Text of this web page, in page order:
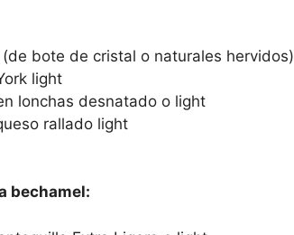
bote de cristal o naturales hervidos)
light
lonchas desnatado o light
rallado light
bechamel: